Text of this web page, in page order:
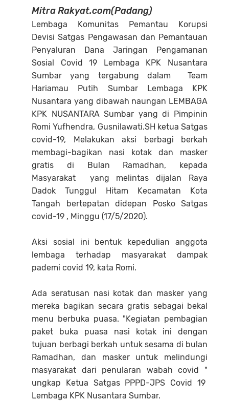
Mitra Rakyat.com(Padang)
Lembaga Komunitas Pemantau Korupsi
Devisi Satgas Pengawasan dan Pemantauan
Penyaluran Dana Jaringan Pengamanan
Sosial Covid 19 Lembaga KPK Nusantara
Sumbar yang tergabung dalam Team
Hariamau Putih Sumbar Lembaga KPK
Nusantara yang dibawah naungan LEMBAGA
KPK NUSANTARA Sumbar yang di Pimpinin
Romi Yufhendra, Gusnilawati.SH ketua Satgas
covid-19, Melakukan aksi berbagi berkah
membagi-bagikan nasi kotak dan masker
gratis di Bulan Ramadhan, kepada
Masyarakat yang melintas dijalan Raya
Dadok Tunggul Hitam Kecamatan Kota
Tangah bertepatan didepan Posko Satgas
covid-19 , Minggu (17/5/2020).
Aksi sosial ini bentuk kepedulian anggota
lembaga terhadap masyarakat dampak
pademi covid 19, kata Romi.
Ada seratusan nasi kotak dan masker yang
mereka bagikan secara gratis sebagai bekal
menu berbuka puasa. "Kegiatan pembagian
paket buka puasa nasi kotak ini dengan
tujuan berbagi berkah untuk sesama di bulan
Ramadhan, dan masker untuk melindungi
masyarakat dari penularan wabah covid "
ungkap Ketua Satgas PPPD-JPS Covid 19
Lembaga KPK Nusantara Sumbar.